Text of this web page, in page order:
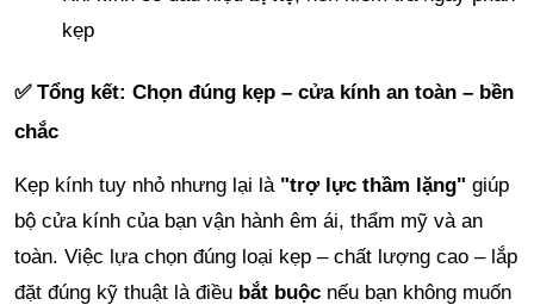
kẹp
✅ Tổng kết: Chọn đúng kẹp – cửa kính an toàn – bền
chắc
Kẹp kính tuy nhỏ nhưng lại là "trợ lực thầm lặng" giúp
bộ cửa kính của bạn vận hành êm ái, thẩm mỹ và an
toàn. Việc lựa chọn đúng loại kẹp – chất lượng cao – lắp
đặt đúng kỹ thuật là điều bắt buộc nếu bạn không muốn